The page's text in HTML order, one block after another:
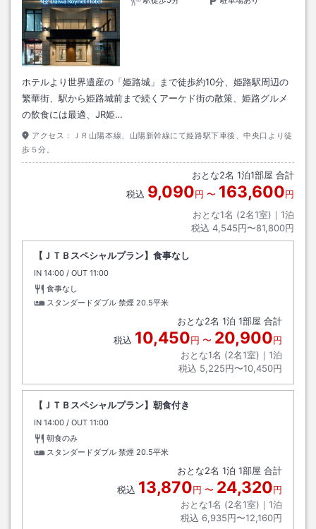
ホテルより世界遺産の「姫路城」まで徒歩約10分、姫路駅周辺の
繁華街、駅から姫路城前まで続くアーケド街の散策、姫路グルメ
の飲食には最適、JR姫…
アクセス：
ＪＲ山陽本線、山陽新幹線にて姫路駅下車後、中央口より徒
歩５分。
おとな2名 1泊1部屋 合計
税込 9,090円 〜 163,600円
おとな1名 (2名1室)｜ 1泊
税込 4,545円〜81,800円
【ＪＴＢスペシャルプラン】食事なし
IN チェックイン
14:00 / OUT チェックアウト
11:00
食事なし
スタンダードダブル 禁煙 20.5平米
おとな2名 1泊 1部屋 合計
税込 10,450円 〜 20,900円
おとな1名 (2名1室)｜ 1泊
税込 5,225円〜10,450円
【ＪＴＢスペシャルプラン】朝食付き
IN チェックイン
14:00 / OUT チェックアウト
11:00
朝食のみ
スタンダードダブル 禁煙 20.5平米
おとな2名 1泊 1部屋 合計
税込 13,870円 〜 24,320円
おとな1名 (2名1室)｜ 1泊
税込 6,935円〜12,160円